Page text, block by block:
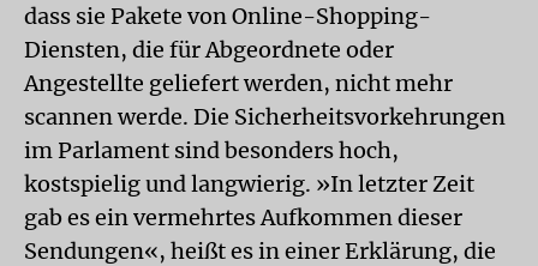
dass sie Pakete von Online-Shopping-
Diensten, die für Abgeordnete oder
Angestellte geliefert werden, nicht mehr
scannen werde. Die Sicherheitsvorkehrungen
im Parlament sind besonders hoch,
kostspielig und langwierig. »In letzter Zeit
gab es ein vermehrtes Aufkommen dieser
Sendungen«, heißt es in einer Erklärung, die